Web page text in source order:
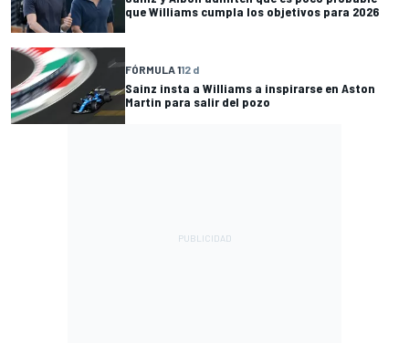
que Williams cumpla los objetivos para 2026
FÓRMULA 112 d
Sainz insta a Williams a inspirarse en Aston
Martin para salir del pozo